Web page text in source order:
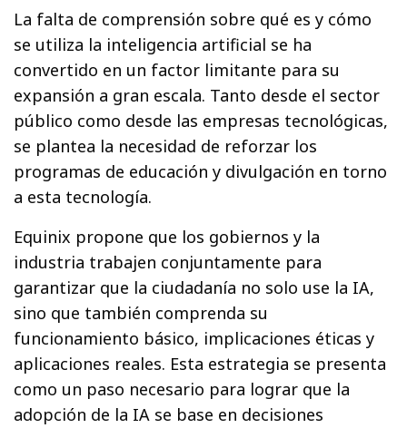
La falta de comprensión sobre qué es y cómo
se utiliza la inteligencia artificial se ha
convertido en un factor limitante para su
expansión a gran escala. Tanto desde el sector
público como desde las empresas tecnológicas,
se plantea la necesidad de reforzar los
programas de educación y divulgación en torno
a esta tecnología.
Equinix propone que los gobiernos y la
industria trabajen conjuntamente para
garantizar que la ciudadanía no solo use la IA,
sino que también comprenda su
funcionamiento básico, implicaciones éticas y
aplicaciones reales. Esta estrategia se presenta
como un paso necesario para lograr que la
adopción de la IA se base en decisiones